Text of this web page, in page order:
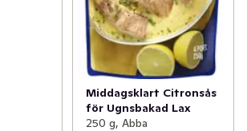
Middagsklart Citronsås
för Ugnsbakad Lax
250 g, Abba